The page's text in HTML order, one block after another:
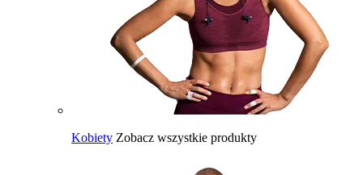
Kobiety Zobacz wszystkie produkty